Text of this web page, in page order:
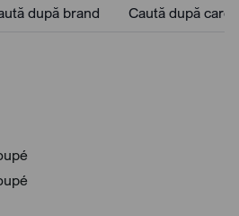
după brand Caută după